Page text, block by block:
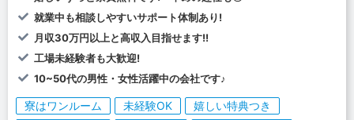
就業中も相談しやすいサポート体制あり!
月収30万円以上と高収入目指せます!!
工場未経験者も大歓迎!
10~50代の男性・女性活躍中の会社です♪
寮はワンルーム 未経験OK
嬉しい特典つき